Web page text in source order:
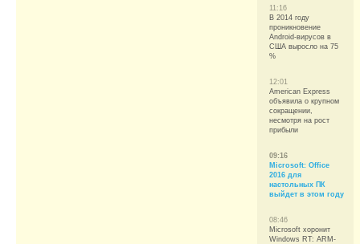
11:16
В 2014 году
проникновение
Android-вирусов в
США выросло на 75
%
12:01
American Express
объявила о крупном
сокращении,
несмотря на рост
прибыли
09:16
Microsoft: Office
2016 для
настольных ПК
выйдет в этом году
08:46
Microsoft хоронит
Windows RT: ARM-